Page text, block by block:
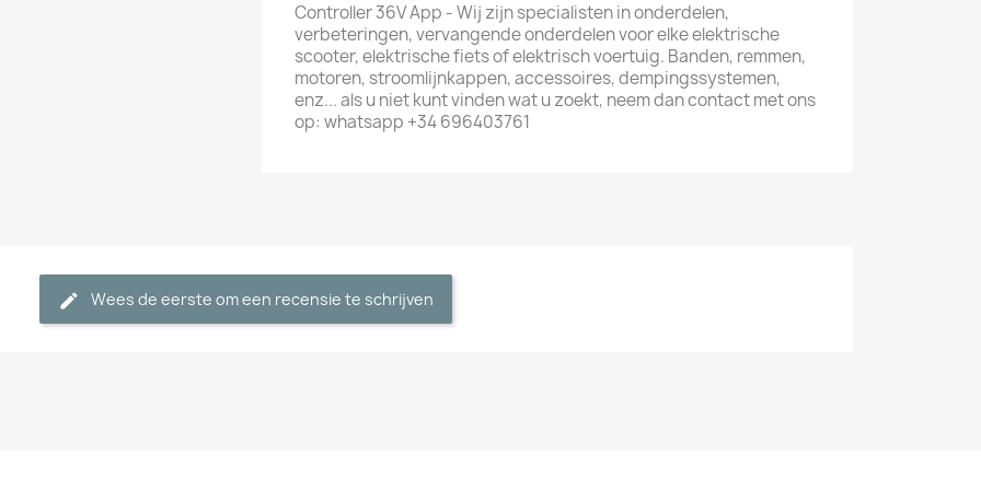
Controller 36V App - Wij zijn specialisten in onderdelen,
verbeteringen, vervangende onderdelen voor elke elektrische
scooter, elektrische fiets of elektrisch voertuig. Banden, remmen,
motoren, stroomlijnkappen, accessoires, dempingssystemen,
enz... als u niet kunt vinden wat u zoekt, neem dan contact met ons
op: whatsapp +34 696403761
Wees de eerste om een recensie te schrijven